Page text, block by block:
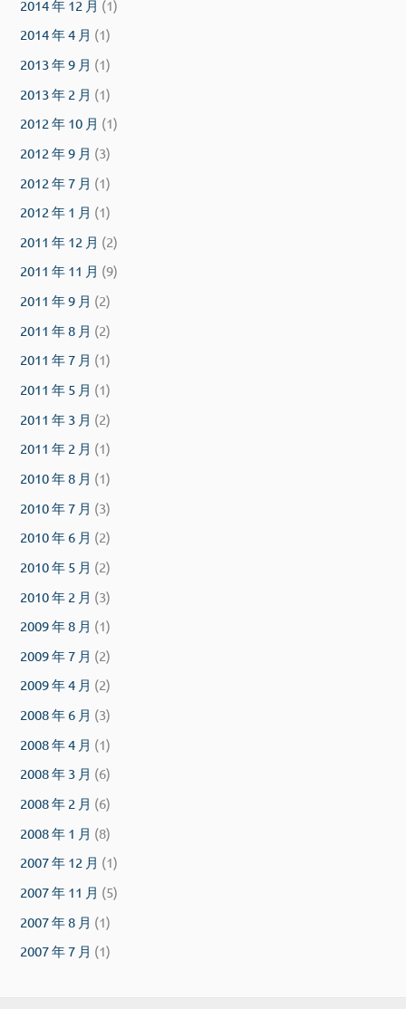
2014 年 12 月 (1)
2014 年 4 月 (1)
2013 年 9 月 (1)
2013 年 2 月 (1)
2012 年 10 月 (1)
2012 年 9 月 (3)
2012 年 7 月 (1)
2012 年 1 月 (1)
2011 年 12 月 (2)
2011 年 11 月 (9)
2011 年 9 月 (2)
2011 年 8 月 (2)
2011 年 7 月 (1)
2011 年 5 月 (1)
2011 年 3 月 (2)
2011 年 2 月 (1)
2010 年 8 月 (1)
2010 年 7 月 (3)
2010 年 6 月 (2)
2010 年 5 月 (2)
2010 年 2 月 (3)
2009 年 8 月 (1)
2009 年 7 月 (2)
2009 年 4 月 (2)
2008 年 6 月 (3)
2008 年 4 月 (1)
2008 年 3 月 (6)
2008 年 2 月 (6)
2008 年 1 月 (8)
2007 年 12 月 (1)
2007 年 11 月 (5)
2007 年 8 月 (1)
2007 年 7 月 (1)